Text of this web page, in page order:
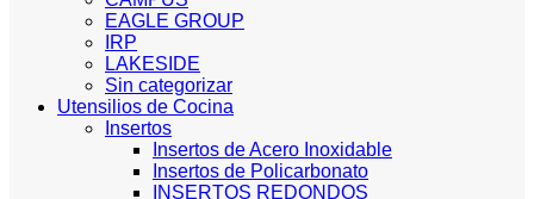
EAGLE GROUP
IRP
LAKESIDE
Sin categorizar
Utensilios de Cocina
Insertos
Insertos de Acero Inoxidable
Insertos de Policarbonato
INSERTOS REDONDOS